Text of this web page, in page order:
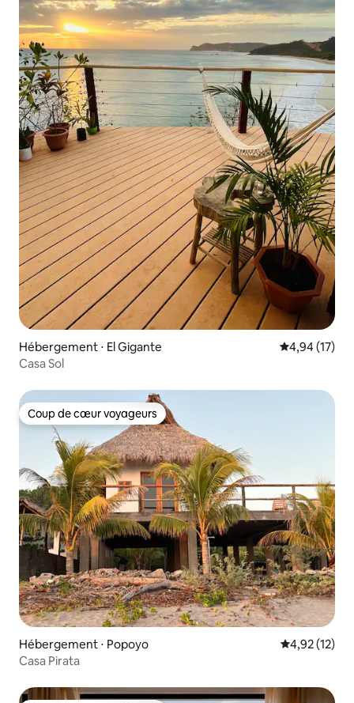
Hébergement ⋅ El Gigante Évaluation
4,94 (17)
Casa Sol
Coup de cœur voyageurs
Coup de cœur voyageurs
Hébergement ⋅ Popoyo Évaluation
4,92 (12)
Casa Pirata